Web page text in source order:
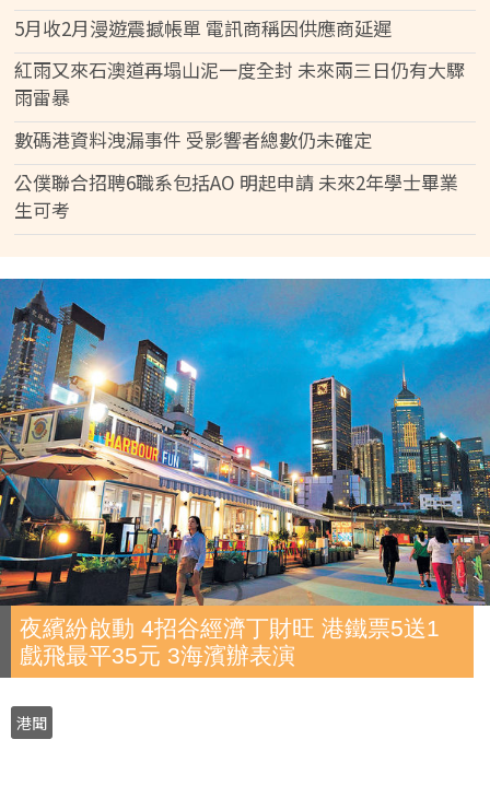
5月收2月漫遊震撼帳單 電訊商稱因供應商延遲
紅雨又來石澳道再塌山泥一度全封 未來兩三日仍有大驟
雨雷暴
數碼港資料洩漏事件 受影響者總數仍未確定
公僕聯合招聘6職系包括AO 明起申請 未來2年學士畢業
生可考
夜繽紛啟動 4招谷經濟丁財旺 港鐵票5送1
戲飛最平35元 3海濱辦表演
港聞